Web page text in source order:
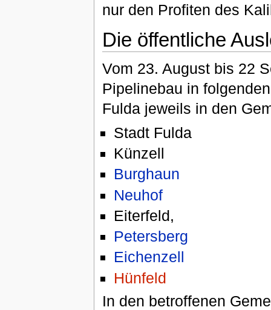
nur den Profiten des
Die öffentliche
Vom 23. August bis 22
Pipelinebau in
Fulda jeweils in den
Stadt Fulda
Künzell
Burghaun
Neuhof
Eiterfeld,
Petersberg
Eichenzell
Hünfeld
In den betroffenen